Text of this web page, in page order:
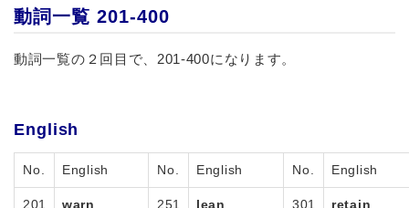
動詞一覧 201-400
動詞一覧の２回目で、201-400になります。
English
No. English No. English No. English
201 warn 251 lean 301 retain